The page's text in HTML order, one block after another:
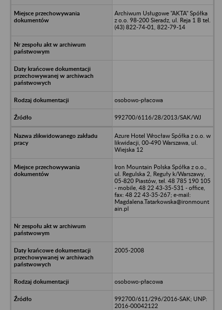
Archiwum Usługowe "AKTA" Spółka
z o.o. 98-200 Sieradz, ul. Reja 1 B tel.
(43) 822-74-01, 822-79-14
osobowo-płacowa
992700/6116/28/2013/SAK/WJ
Azure Hotel Wrocław Spółka z o.o. w
likwidacji, 00-490 Warszawa, ul.
Wiejska 12
Iron Mountain Polska Spółka z o.o.,
ul. Regulska 2, Reguły k/Warszawy,
05-820 Piastów, tel. 48 785 190 105
- mobile, 48 22 43-35-531 - office,
fax: 48 22 43-35-267; e-mail:
Magdalena.Tatarkowska@ironmount
ain.pl
2005-2008
osobowo-płacowa
992700/611/296/2016-SAK; UNP:
2016-00042122